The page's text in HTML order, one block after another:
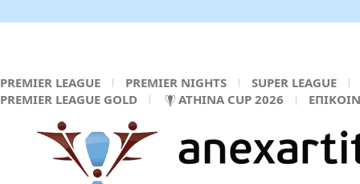
PREMIER LEAGUE PREMIER NIGHTS
SUPER LEAGUE
PREMIER LEAGUE GOLD
ATHINA CUP 2026